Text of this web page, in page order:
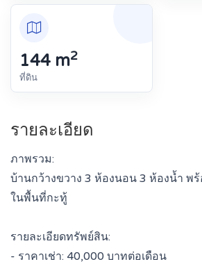
144 m2
ที่ดิน
รายละเอียด
ภาพรวม:
บ้านกว้างขวาง 3 ห้องนอน 3 ห้องน้ำ พร้
ในพื้นที่กะทู้
รายละเอียดทรัพย์สิน:
- ราคาเช่า: 40,000 บาทต่อเดือน